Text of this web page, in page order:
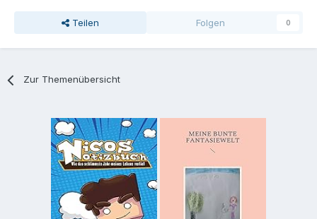
Teilen Folgen 0
Zur Themenübersicht